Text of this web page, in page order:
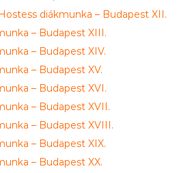
diákmunka – Budapest XII.
– Budapest XIII.
– Budapest XIV.
– Budapest XV.
– Budapest XVI.
– Budapest XVII.
– Budapest XVIII.
– Budapest XIX.
– Budapest XX.